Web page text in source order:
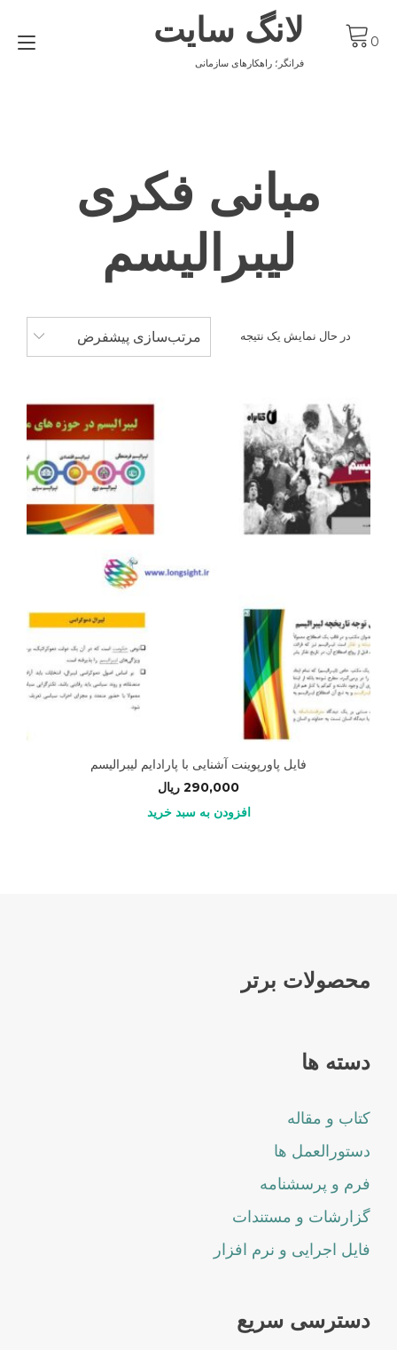
content
لانگ سایت
فرانگر؛ راهکارهای سازمانی
0
مبانی فکری
لیبرالیسم
در حال نمایش یک نتیجه مرتب‌سازی پیشفرض
فایل پاورپوینت آشنایی با پارادایم لیبرالیسم
290,000 ریال
افزودن به سبد خرید
محصولات برتر
دسته ها
کتاب و مقاله
دستورالعمل ها
فرم و پرسشنامه
گزارشات و مستندات
فایل اجرایی و نرم افزار
دسترسی سریع